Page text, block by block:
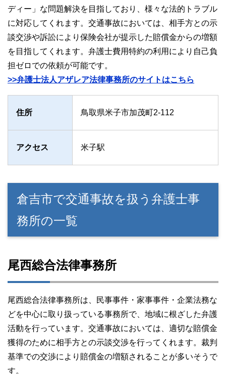
ディー」な問題解決を目指しており、様々な法的トラブル
に対応してくれます。交通事故においては、相手方との示
談交渉や訴訟により保険会社が提示した賠償金からの増額
を目指してくれます。弁護士費用特約の利用により自己負
担ゼロでの依頼が可能です。
>>弁護士法人アザレア法律事務所のサイトはこちら
住所 鳥取県米子市加茂町2-112
アクセス 米子駅
倉吉市で交通事故を扱う弁護士事
務所の一覧
尾西総合法律事務所
尾西総合法律事務所は、民事事件・家事事件・企業法務な
どを中心に取り扱っている事務所で、地域に根ざした弁護
活動を行っています。交通事故においては、適切な賠償金
獲得のために相手方との示談交渉を行ってくれます。裁判
基準での交渉により賠償金の増額されることが多いそうで
す。